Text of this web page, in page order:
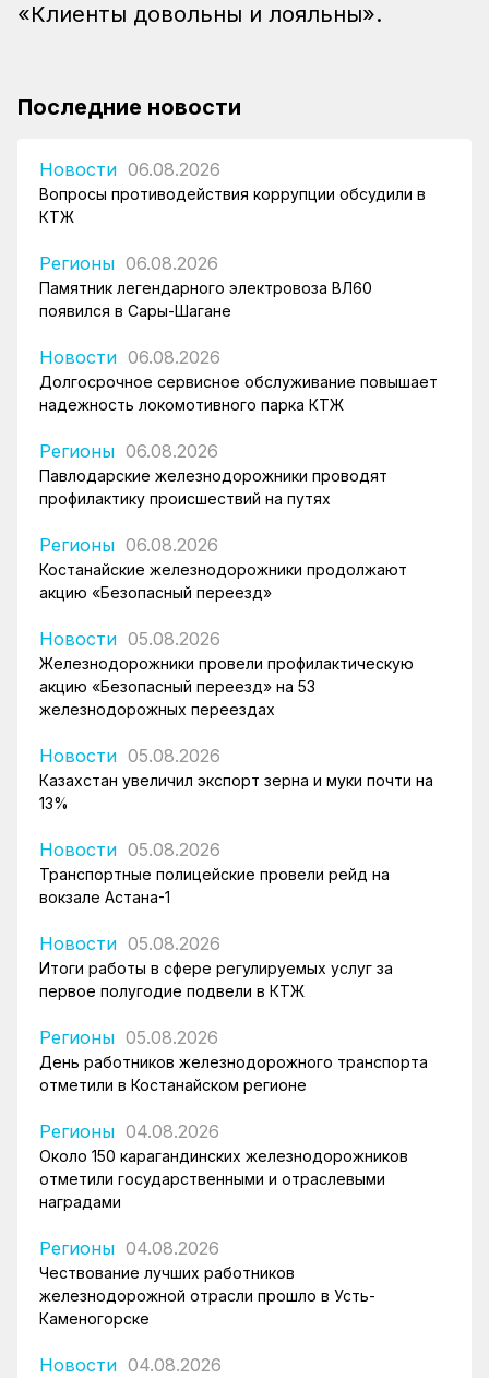
«Клиенты довольны и лояльны».
Последние новости
Новости 06.08.2026
Вопросы противодействия коррупции обсудили в
КТЖ
Регионы 06.08.2026
Памятник легендарного электровоза ВЛ60
появился в Сары-Шагане
Новости 06.08.2026
Долгосрочное сервисное обслуживание повышает
надежность локомотивного парка КТЖ
Регионы 06.08.2026
Павлодарские железнодорожники проводят
профилактику происшествий на путях
Регионы 06.08.2026
Костанайские железнодорожники продолжают
акцию «Безопасный переезд»
Новости 05.08.2026
Железнодорожники провели профилактическую
акцию «Безопасный переезд» на 53
железнодорожных переездах
Новости 05.08.2026
Казахстан увеличил экспорт зерна и муки почти на
13%
Новости 05.08.2026
Транспортные полицейские провели рейд на
вокзале Астана-1
Новости 05.08.2026
Итоги работы в сфере регулируемых услуг за
первое полугодие подвели в КТЖ
Регионы 05.08.2026
День работников железнодорожного транспорта
отметили в Костанайском регионе
Регионы 04.08.2026
Около 150 карагандинских железнодорожников
отметили государственными и отраслевыми
наградами
Регионы 04.08.2026
Чествование лучших работников
железнодорожной отрасли прошло в Усть-
Каменогорске
Новости 04.08.2026